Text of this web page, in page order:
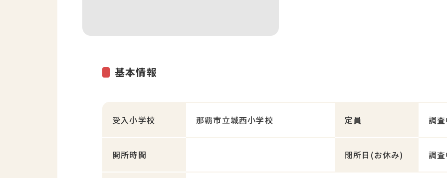
基本情報
受入小学校 那覇市立城西小学校 定員 調
開所時間 閉所日 (お休み) 調